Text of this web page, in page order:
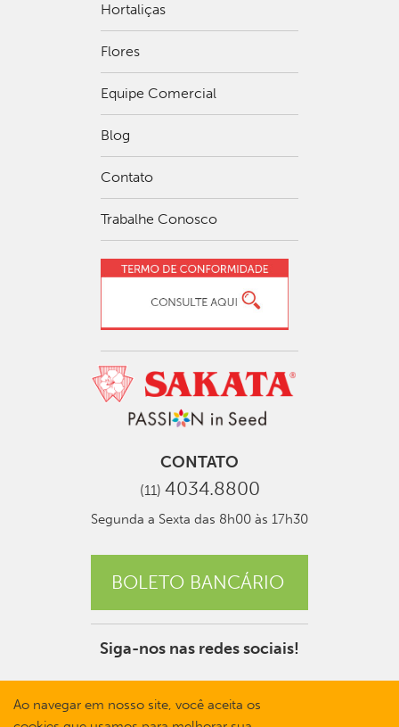
Hortaliças
Flores
Equipe Comercial
Blog
Contato
Trabalhe Conosco
CONTATO
(11) 4034.8800
Segunda a Sexta das 8h00 às 17h30
BOLETO BANCÁRIO
Siga-nos nas redes sociais!
Ao navegar em nosso site, você aceita os